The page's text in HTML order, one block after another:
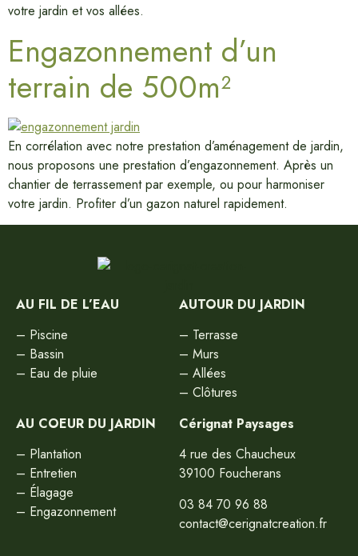
votre jardin et vos allées.
Engazonnement d’un
terrain de 500m²
En corrélation avec notre prestation d’aménagement de jardin,
nous proposons une prestation d’engazonnement. Après un
chantier de terrassement par exemple, ou pour harmoniser
votre jardin. Profiter d’un gazon naturel rapidement.
AU FIL DE L’EAU
– Piscine
– Bassin
– Eau de pluie
AUTOUR DU JARDIN
– Terrasse
– Murs
– Allées
– Clôtures
AU COEUR DU JARDIN
– Plantation
– Entretien
– Élagage
– Engazonnement
Cérignat Paysages
4 rue des Chaucheux
39100 Foucherans
03 84 70 96 88
contact@cerignatcreation.fr